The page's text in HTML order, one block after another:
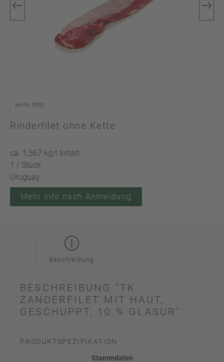
Art-Nr. 8551
Rinderfilet ohne Kette
ca. 1,567 kg/l Inhalt
1 / Stück
Uruguay
Mehr Info nach Anmeldung
Beschreibung
BESCHREIBUNG "TK
ZANDERFILET MIT HAUT,
GESCHUPPT, 10 % GLASUR"
PRODUKTSPEZIFIKATION
Stammdaten